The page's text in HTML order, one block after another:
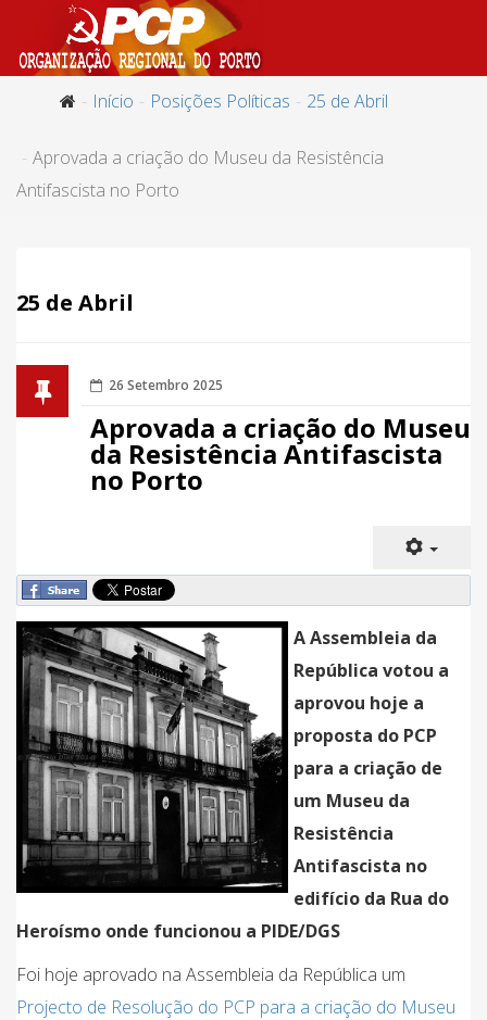
Início Posições Políticas 25 de Abril
Aprovada a criação do Museu da Resistência
Antifascista no Porto
25 de Abril
26 Setembro 2025
Aprovada a criação do Museu
da Resistência Antifascista
no Porto
A Assembleia da
República votou a
aprovou hoje a
proposta do PCP
para a criação de
um Museu da
Resistência
Antifascista no
edifício da Rua do
Heroísmo onde funcionou a PIDE/DGS
Foi hoje aprovado na Assembleia da República um
Projecto de Resolução do PCP para a criação do Museu